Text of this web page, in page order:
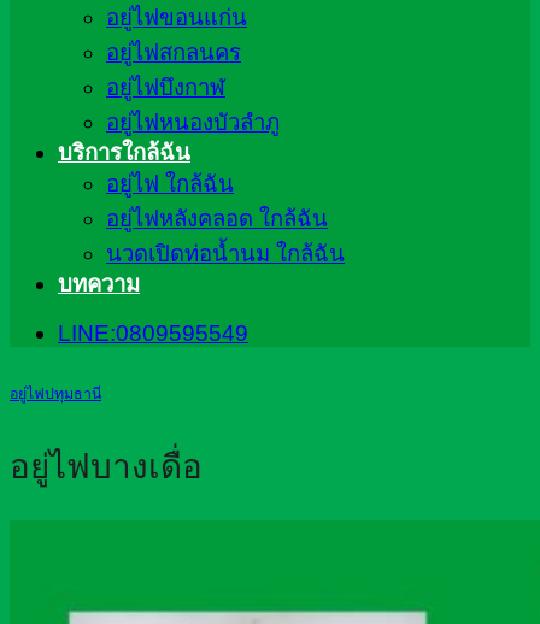
อยู่ไฟขอนแก่น
อยู่ไฟสกลนคร
อยู่ไฟบึงกาฬ
อยู่ไฟหนองบัวลำภู
บริการใกล้ฉัน
อยู่ไฟ ใกล้ฉัน
อยู่ไฟหลังคลอด ใกล้ฉัน
นวดเปิดท่อน้ำนม ใกล้ฉัน
บทความ
LINE:0809595549
อยู่ไฟปทุมธานี
อยู่ไฟบางเดื่อ